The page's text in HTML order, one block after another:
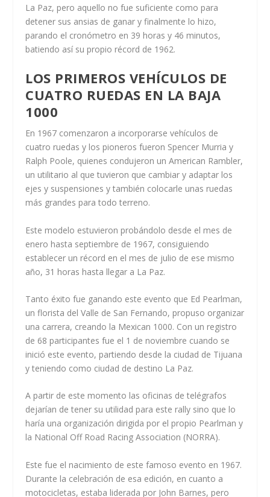
La Paz, pero aquello no fue suficiente como para
detener sus ansias de ganar y finalmente lo hizo,
parando el cronómetro en 39 horas y 46 minutos,
batiendo así su propio récord de 1962.
LOS PRIMEROS VEHÍCULOS DE
CUATRO RUEDAS EN LA BAJA
1000
En 1967 comenzaron a incorporarse vehículos de
cuatro ruedas y los pioneros fueron Spencer Murria y
Ralph Poole, quienes condujeron un American Rambler,
un utilitario al que tuvieron que cambiar y adaptar los
ejes y suspensiones y también colocarle unas ruedas
más grandes para todo terreno.
Este modelo estuvieron probándolo desde el mes de
enero hasta septiembre de 1967, consiguiendo
establecer un récord en el mes de julio de ese mismo
año, 31 horas hasta llegar a La Paz.
Tanto éxito fue ganando este evento que Ed Pearlman,
un florista del Valle de San Fernando, propuso organizar
una carrera, creando la Mexican 1000. Con un registro
de 68 participantes fue el 1 de noviembre cuando se
inició este evento, partiendo desde la ciudad de Tijuana
y teniendo como ciudad de destino La Paz.
A partir de este momento las oficinas de telégrafos
dejarían de tener su utilidad para este rally sino que lo
haría una organización dirigida por el propio Pearlman y
la National Off Road Racing Association (NORRA).
Este fue el nacimiento de este famoso evento en 1967.
Durante la celebración de esa edición, en cuanto a
motocicletas, estaba liderada por John Barnes, pero